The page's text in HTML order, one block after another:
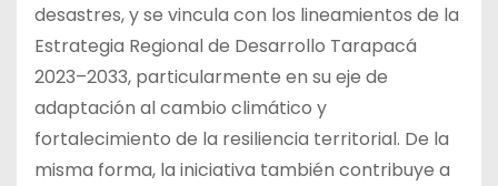
desastres, y se vincula con los lineamientos de la
Estrategia Regional de Desarrollo Tarapacá
2023–2033, particularmente en su eje de
adaptación al cambio climático y
fortalecimiento de la resiliencia territorial. De la
misma forma, la iniciativa también contribuye a